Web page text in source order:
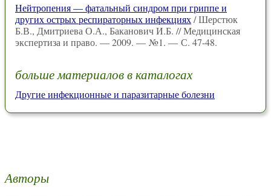
Нейтропения — фатальный синдром при гриппе и
других острых респираторных инфекциях/ Шерстюк
Б.В., Дмитриева О.А., Баканович И.Б. // Медицинская
экспертиза и право. — 2009. — №1. — С. 47-48.
больше материалов в каталогах
Другие инфекционные и паразитарные болезни
Авторы